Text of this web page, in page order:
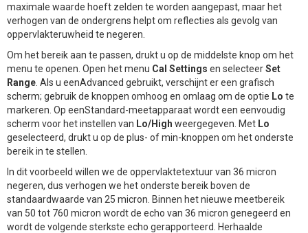
maximale waarde hoeft zelden te worden aangepast, maar het
verhogen van de ondergrens helpt om reflecties als gevolg van
oppervlakteruwheid te negeren.
Om het bereik aan te passen, drukt u op de middelste knop om het
menu te openen. Open het menu Cal Settings en selecteerSet
Range . Als u eenAdvanced gebruikt, verschijnt er een grafisch
scherm; gebruik de knoppen omhoog en omlaag om de optie Lo te
markeren. Op eenStandard-meetapparaat wordt een eenvoudig
scherm voor het instellen van Lo/High weergegeven. Met Lo
geselecteerd, drukt u op de plus- of min-knoppen om het onderste
bereik in te stellen.
In dit voorbeeld willen we de oppervlaktetextuur van 36 micron
negeren, dus verhogen we het onderste bereik boven de
standaardwaarde van 25 micron. Binnen het nieuwe meetbereik
van 50 tot 760 micron wordt de echo van 36 micron genegeerd en
wordt de volgende sterkste echo gerapporteerd. Herhaalde